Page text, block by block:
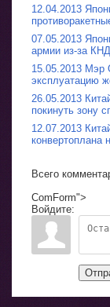
12.04.2013
07.05.2013
армии из-за
15.05.2013 Мэр
эксплуатацию
26.05.2013
покинуть зону
12.07.2013
конвертоплана
Всего
ComForm">
Войдите: